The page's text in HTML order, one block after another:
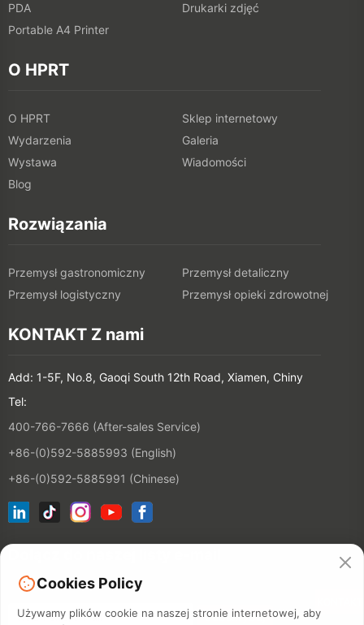
PDA
Drukarki zdjęć
Portable A4 Printer
O HPRT
O HPRT
Sklep internetowy
Wydarzenia
Galeria
Wystawa
Wiadomości
Blog
Rozwiązania
Przemysł gastronomiczny
Przemysł detaliczny
Przemysł logistyczny
Przemysł opieki zdrowotnej
KONTAKT Z nami
Add: 1-5F, No.8, Gaoqi South 12th Road, Xiamen, Chiny
Tel:
400-766-7666 (After-sales Service)
+86-(0)592-5885993 (English)
+86-(0)592-5885991 (Chinese)
Cookies Policy
Używamy plików cookie na naszej stronie internetowej, aby